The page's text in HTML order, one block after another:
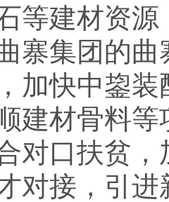
等建材资
寨集团的
加快中鋆
建材骨料
对口扶贫
对接，引